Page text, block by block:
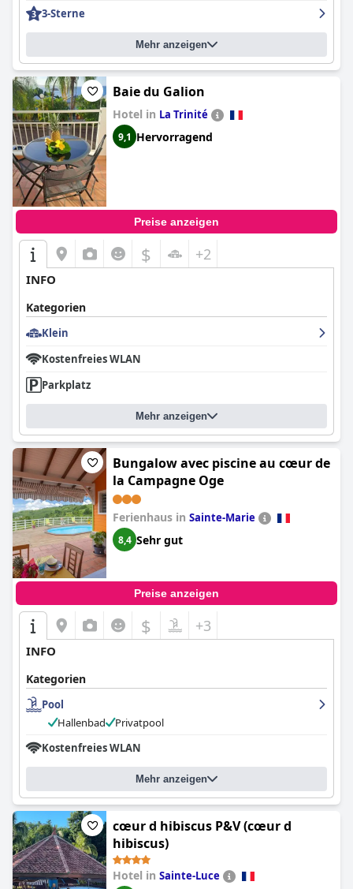
3-Sterne
Mehr anzeigen
Baie du Galion
Hotel in La Trinité
9,1 Hervorragend
Preise anzeigen
$ +2
INFO
Kategorien
Klein
Kostenfreies WLAN
Parkplatz
Mehr anzeigen
Bungalow avec piscine au cœur de
la Campagne Oge
Ferienhaus in Sainte-Marie
8,4 Sehr gut
Preise anzeigen
$ +3
INFO
Kategorien
Pool
Hallenbad
Privatpool
Kostenfreies WLAN
Mehr anzeigen
cœur d hibiscus P&V (cœur d
hibiscus)
Hotel in Sainte-Luce